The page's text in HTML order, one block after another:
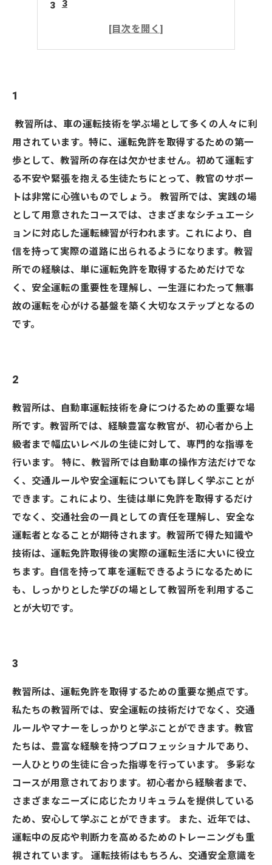
3
1
教習所は、車の運転技術を学ぶ場として多くの人々に利
用されています。特に、運転免許を取得するための第一
歩として、教習所の存在は欠かせません。初めて運転す
る不安や緊張を抱える生徒たちにとって、教官のサポー
トは非常に心強いものでしょう。 教習所では、実践の場
として用意されたコースでは、さまざまなシチュエーシ
ョンに対応した運転練習が行われます。これにより、自
信を持って実際の道路に出られるようになります。教習
所での経験は、単に運転免許を取得するためだけでな
く、安全運転の重要性を理解し、一生涯にわたって無事
故の運転を心がける基盤を築く大切なステップとなるの
です。
2
教習所は、自動車運転技術を身につけるための重要な場
所です。教習所では、経験豊富な教官が、初心者から上
級者まで幅広いレベルの生徒に対して、専門的な指導を
行います。 特に、教習所では自動車の操作方法だけでな
く、交通ルールや安全運転についても詳しく学ぶことが
できます。これにより、生徒は単に免許を取得するだけ
でなく、交通社会の一員としての責任を理解し、安全な
運転者となることが期待されます。教習所で得た知識や
技術は、運転免許取得後の実際の運転生活に大いに役立
ちます。自信を持って車を運転できるようになるために
も、しっかりとした学びの場として教習所を利用するこ
とが大切です。
3
教習所は、運転免許を取得するための重要な拠点です。
私たちの教習所では、安全運転の技術だけでなく、交通
ルールやマナーをしっかりと学ぶことができます。教官
たちは、豊富な経験を持つプロフェッショナルであり、
一人ひとりの生徒に合った指導を行っています。 多彩な
コースが用意されております。初心者から経験者まで、
さまざまなニーズに応じたカリキュラムを提供している
ため、安心して学ぶことができます。 また、近年では、
運転中の反応や判断力を高めるためのトレーニングも重
視されています。 運転技術はもちろん、交通安全意識を